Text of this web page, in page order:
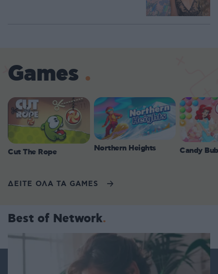
Games
Cut The Rope Northern Heights Candy
ΔΕΙΤΕ ΟΛΑ ΤΑ GAMES
Best of Network